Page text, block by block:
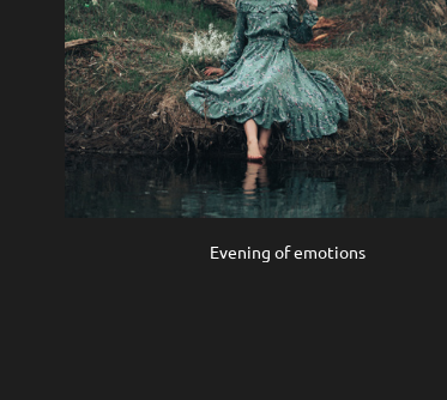
Evening of emotions